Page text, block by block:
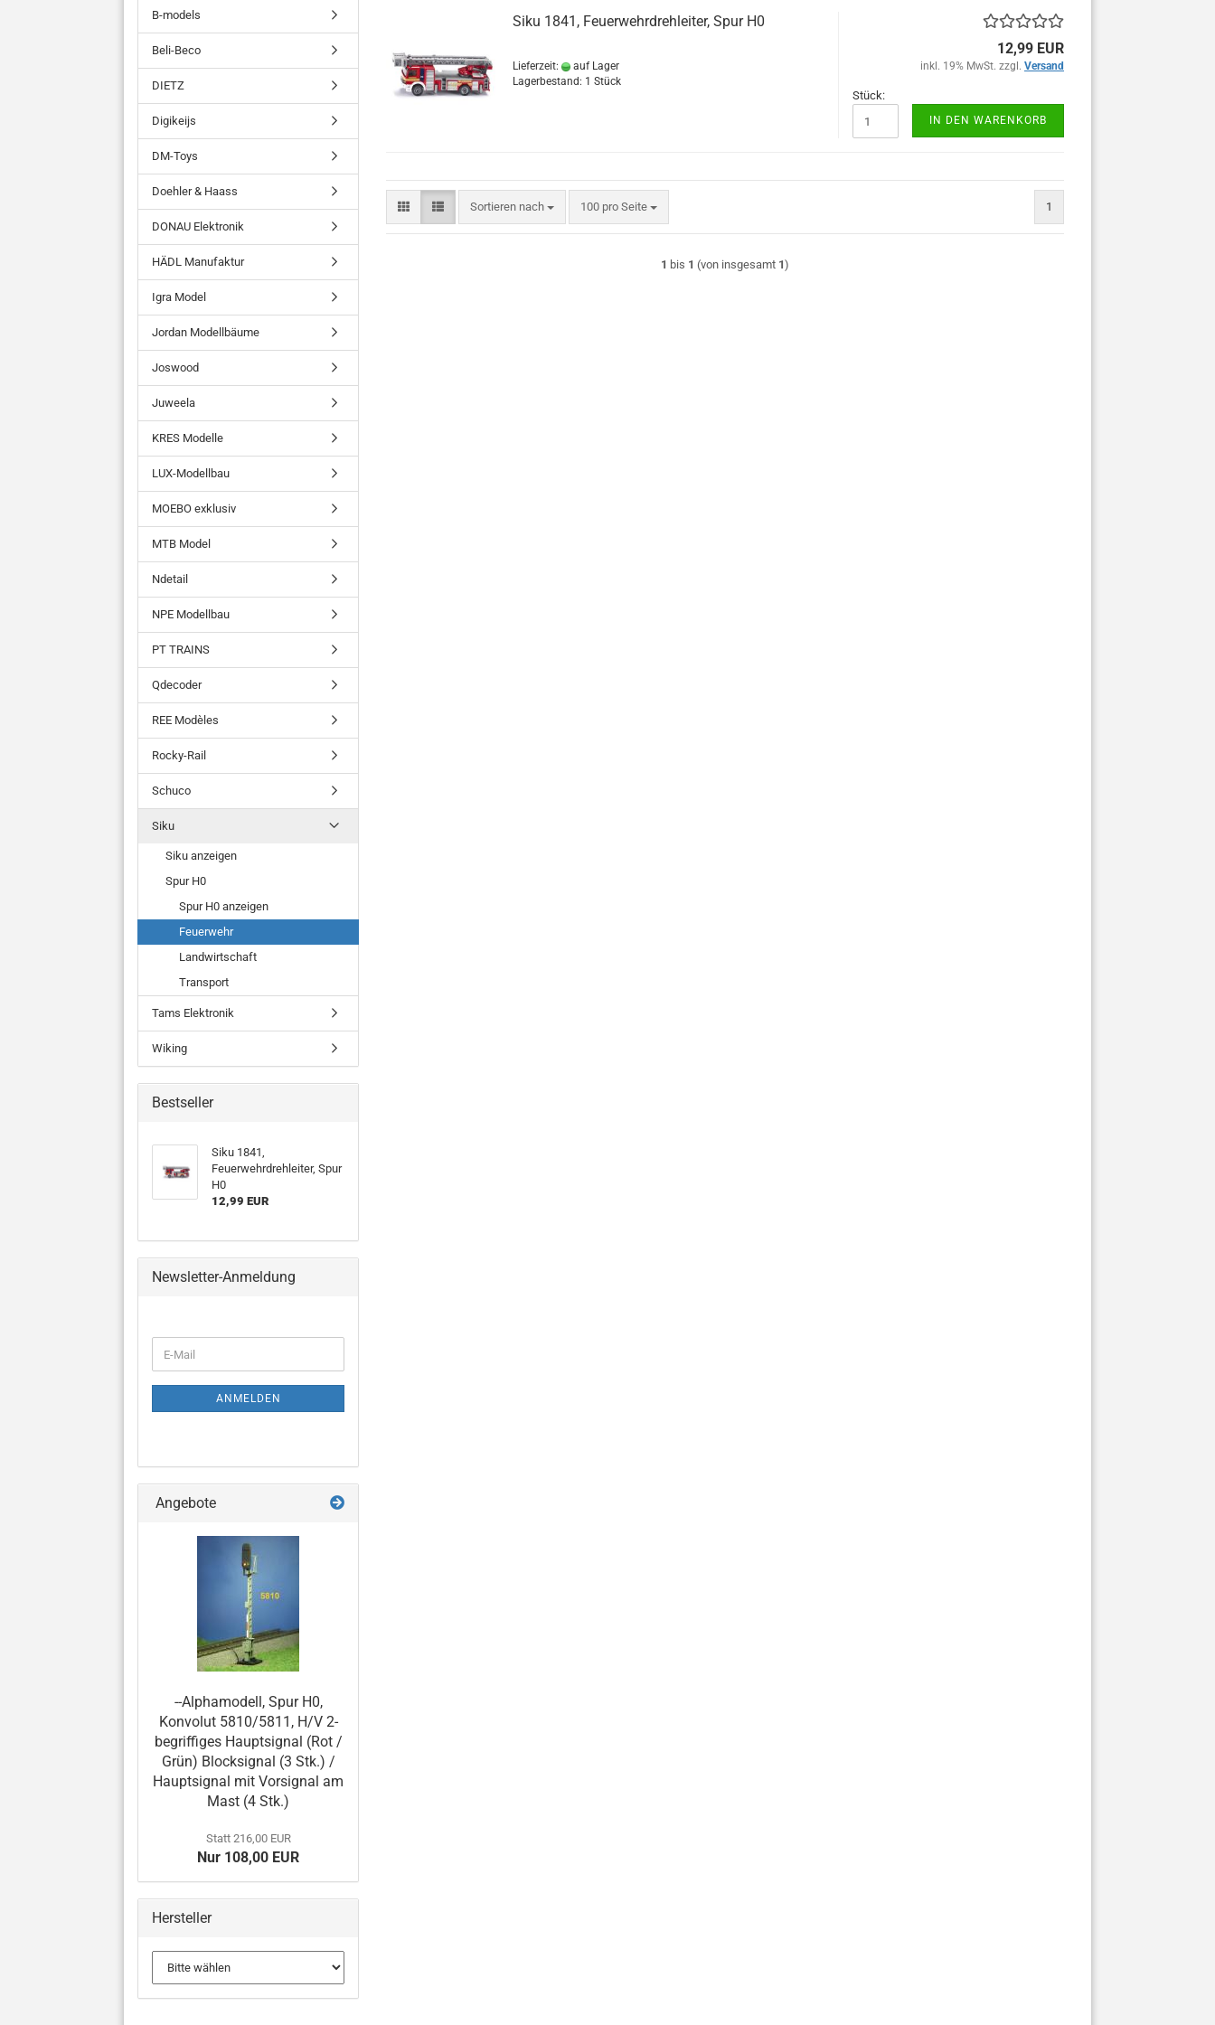
Siku 1841, Feuerwehrdrehleiter, Spur H0
Lieferzeit:
auf Lager
Lagerbestand: 1 Stück
12,99 EUR
inkl. 19% MwSt. zzgl. Versand
Stück:
IN DEN WARENKORB
Sortieren nach
Sortieren nach 100 pro Seite
pro Seite 1
1 bis 1 (von insgesamt 1)
B-models
Beli-Beco
DIETZ
Digikeijs
DM-Toys
Doehler & Haass
DONAU Elektronik
HÄDL Manufaktur
Igra Model
Jordan Modellbäume
Joswood
Juweela
KRES Modelle
LUX-Modellbau
MOEBO exklusiv
MTB Model
Ndetail
NPE Modellbau
PT TRAINS
Qdecoder
REE Modèles
Rocky-Rail
Schuco
Siku
Siku anzeigen
Spur H0
Spur H0 anzeigen
Feuerwehr
Landwirtschaft
Transport
Tams Elektronik
Wiking
Bestseller
Siku 1841,
Feuerwehrdrehleiter, Spur
H0
12,99 EUR
Newsletter-Anmeldung
ZUR
ANMELDUNG
E-
Mail
ANMELDEN
Angebote
--Alphamodell, Spur H0,
Konvolut 5810/5811, H/V 2-
begriffiges Hauptsignal (Rot /
Grün) Blocksignal (3 Stk.) /
Hauptsignal mit Vorsignal am
Mast (4 Stk.)
Statt 216,00 EUR
Nur 108,00 EUR
Hersteller